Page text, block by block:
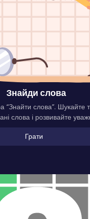
Знайди слова
“Знайти слова”. Шукайте
слова і розвивайте
Грати